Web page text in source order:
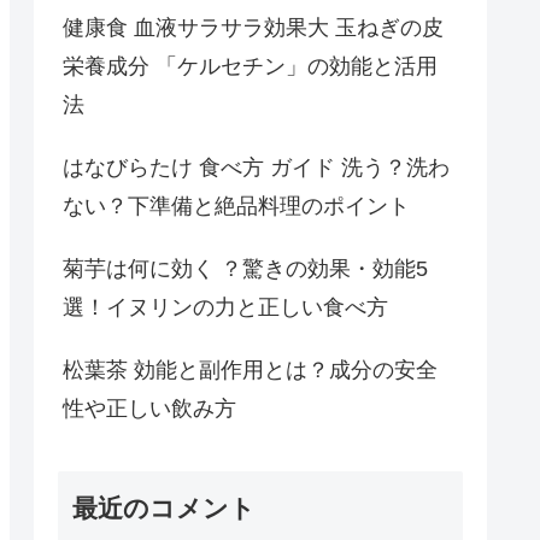
健康食 血液サラサラ効果大 玉ねぎの皮
栄養成分 「ケルセチン」の効能と活用
法
はなびらたけ 食べ方 ガイド 洗う？洗わ
ない？下準備と絶品料理のポイント
菊芋は何に効く ？驚きの効果・効能5
選！イヌリンの力と正しい食べ方
松葉茶 効能と副作用とは？成分の安全
性や正しい飲み方
最近のコメント